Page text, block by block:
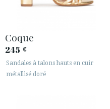
Coque
245 €
Sandales à talons hauts en cuir
métallisé doré